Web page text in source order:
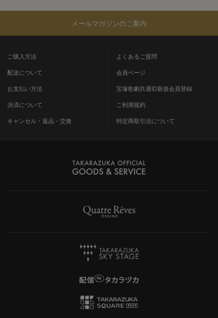
メールマガジンのご案内
ご購入方法
配送について
お支払い方法
決済について
キャンセル・返品・交換
よくあるご質問
会員ページ
宝塚歌劇共通ID新規会員登録
ご利用規約
特定商取引法について